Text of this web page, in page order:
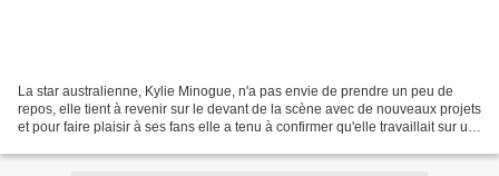
La star australienne, Kylie Minogue, n'a pas envie de prendre un peu de
repos, elle tient à revenir sur le devant de la scène avec de nouveaux projets
et pour faire plaisir à ses fans elle a tenu à confirmer qu'elle travaillait sur un